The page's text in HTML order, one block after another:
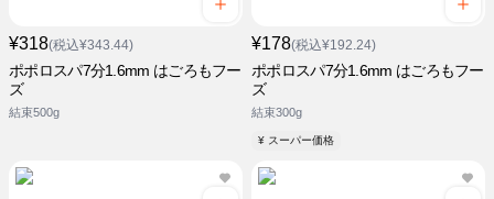
¥318(税込¥343.44)
ポポロスパ7分1.6mm はごろもフー
ズ
結束500g
¥178(税込¥192.24)
ポポロスパ7分1.6mm はごろもフー
ズ
結束300g
¥ スーパー価格